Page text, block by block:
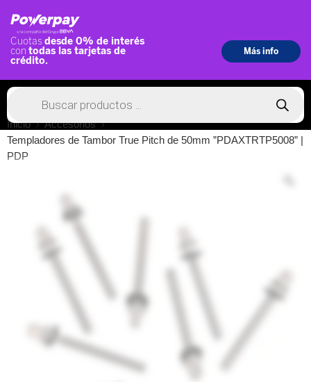
Inicio
Accesorios
Templadores de Tambor True Pitch de 50mm ”PDAXTRTP5008” |
PDP